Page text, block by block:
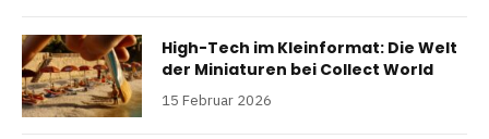
High-Tech im Kleinformat: Die Welt
der Miniaturen bei Collect World
15 Februar 2026